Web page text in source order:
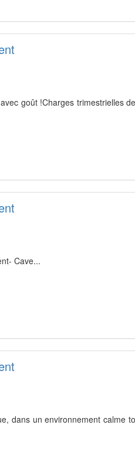
goût !Charges trimestrielles
Cave...
dans un environnement calme